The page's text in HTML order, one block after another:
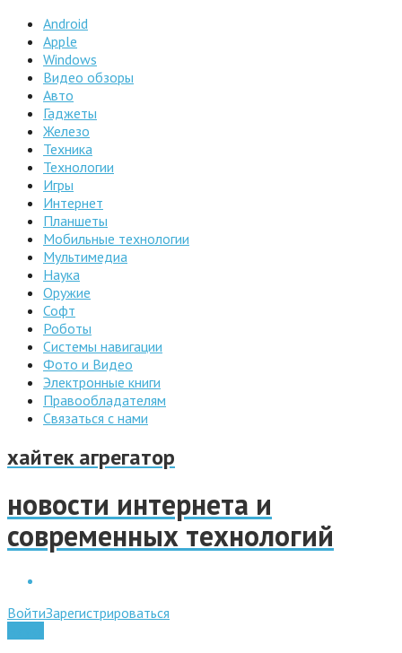
Android
Apple
Windows
Видео обзоры
Авто
Гаджеты
Железо
Техника
Технологии
Игры
Интернет
Планшеты
Мобильные технологии
Мультимедиа
Наука
Оружие
Софт
Роботы
Системы навигации
Фото и Видео
Электронные книги
Правообладателям
Связаться с нами
хайтек агрегатор
новости интернета и
современных технологий
ВойтиЗарегистрироваться